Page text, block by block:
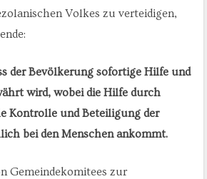
Volkes zu verteidigen,
der Bevölkerung sofortige Hilfe und
wird, wobei die Hilfe durch
Kontrolle und Beteiligung der
bei den Menschen ankommt.
Gemeindekomitees zur